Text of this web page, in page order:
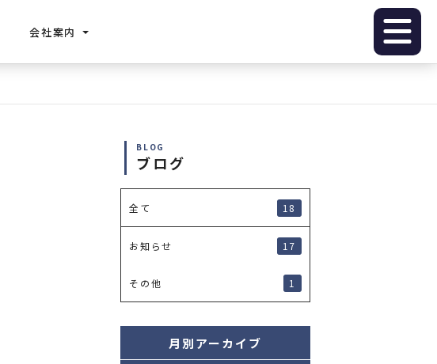
会社案内
BLOG
ブログ
全て 18
お知らせ 17
その他 1
月別アーカイブ